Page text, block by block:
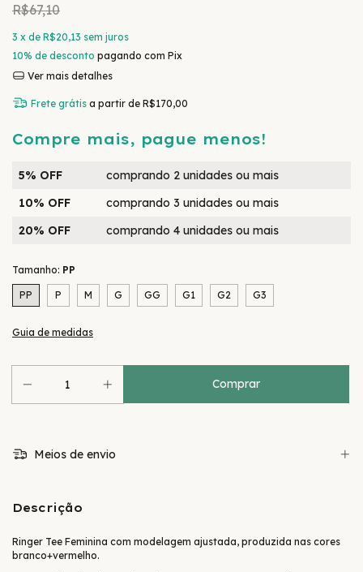
R$67,10
3 x de R$20,13 sem juros
10% de desconto pagando com Pix
Ver mais detalhes
Frete grátis a partir de R$170,00
Compre mais, pague menos!
5% OFF
comprando 2 unidades ou mais
10% OFF
comprando 3 unidades ou mais
20% OFF
comprando 4 unidades ou mais
Tamanho: PP
PP P M G GG G1 G2 G3
Guia de medidas
Meios de envio
Descrição
Ringer Tee Feminina com modelagem ajustada, produzida nas cores
branco+vermelho.